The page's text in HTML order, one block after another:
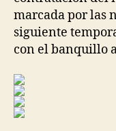
marcada por las
siguiente
con el banquillo